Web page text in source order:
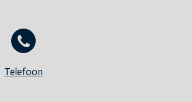
Telefoon